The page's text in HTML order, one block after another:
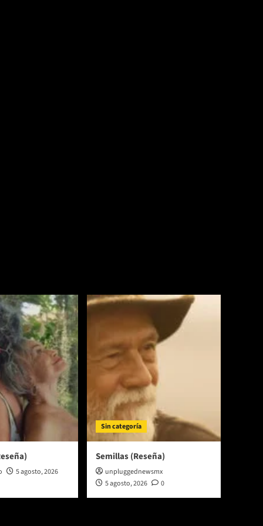
5 agosto, 2026
Sin categoría
Semillas (Reseña)
unpluggednewsmx
5 agosto, 2026
0